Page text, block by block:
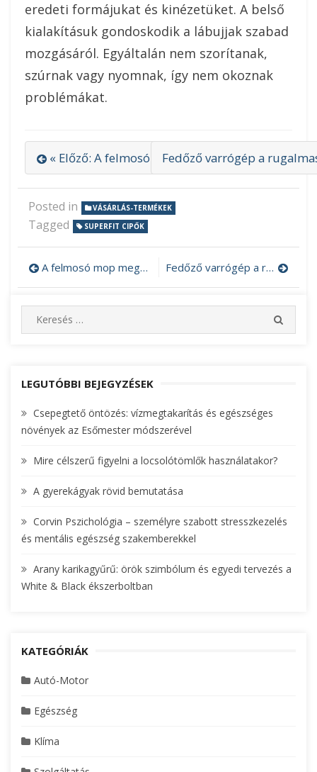
eredeti formájukat és kinézetüket. A belső
kialakításuk gondoskodik a lábujjak szabad
mozgásáról. Egyáltalán nem szorítanak,
szúrnak vagy nyomnak, így nem okoznak
problémákat.
« Előző: A felmosó mop megkönnyíti a dolgát
Fedőző varrógép a
Posted in VÁSÁRLÁS-TERMÉKEK
Tagged SUPERFIT CIPŐK
Bejegyzés
navigáció
A felmosó mop megkönnyíti a dolgát Fedőző varrógép a rugalmas anyagokhoz
e
c
f
o
:
E
LEGUTÓBBI BEJEGYZÉSEK
Csepegtető öntözés: vízmegtakarítás és egészséges
növények az Esőmester módszerével
Mire célszerű figyelni a locsolótömlők használatakor?
A gyerekágyak rövid bemutatása
Corvin Pszichológia – személyre szabott stresszkezelés
és mentális egészség szakemberekkel
Arany karikagyűrű: örök szimbólum és egyedi tervezés a
White & Black ékszerboltban
KATEGÓRIÁK
Autó-Motor
Egészség
Klíma